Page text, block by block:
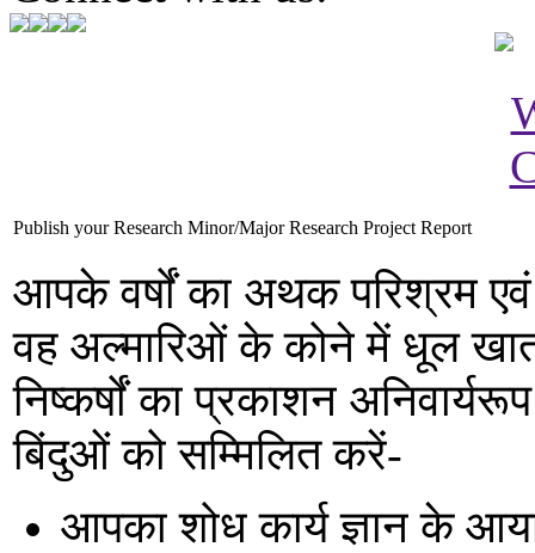
Publish your Research Minor/Major Research Project Report
आपके वर्षों का अथक परिश्रम एवं
वह अल्मारिओं के कोने में धूल
निष्कर्षों का प्रकाशन
बिंदुओं को सम्मिलित करें-
आपका शोध कार्य ज्ञान के